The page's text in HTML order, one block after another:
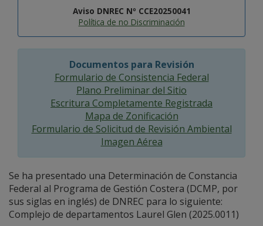
Aviso DNREC Nº CCE20250041
Política de no Discriminación
Documentos para Revisión
Formulario de Consistencia Federal
Plano Preliminar del Sitio
Escritura Completamente Registrada
Mapa de Zonificación
Formulario de Solicitud de Revisión Ambiental
Imagen Aérea
Se ha presentado una Determinación de Constancia
Federal al Programa de Gestión Costera (DCMP, por
sus siglas en inglés) de DNREC para lo siguiente:
Complejo de departamentos Laurel Glen (2025.0011)